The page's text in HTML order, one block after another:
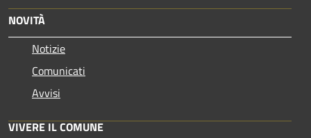
NOVITÀ
Notizie
Comunicati
Avvisi
VIVERE IL COMUNE